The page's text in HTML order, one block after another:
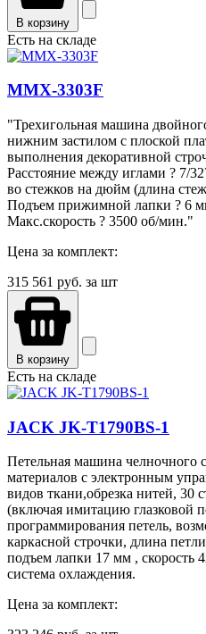
В корзину
Есть на складе
MMX-3303F
"Трехигольная машина
нижним застилом с плоской
выполнения декоративной
Расстояние между иглами ? 7/
во стежков на дюйм (длина
Подъем прижимной лапки ? 6
Макс.скорость ? 3500 об/мин."
Цена за комплект:
315 561 руб. за шт
В корзину
Есть на складе
JACK JK-T1790ВS-1
Петельная машина челночного
материалов с электронным
видов ткани,обрезка нитей, 30
(включая имитацию глазковой
программирования петель,
каркасной строчки, длина
подъем лапки 17 мм , скорость
система охлаждения.
Цена за комплект: